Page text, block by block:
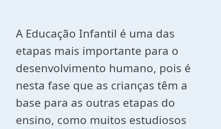
A Educação Infantil é uma das
etapas mais importante para o
desenvolvimento humano, pois é
nesta fase que as crianças têm a
base para as outras etapas do
ensino, como muitos estudiosos